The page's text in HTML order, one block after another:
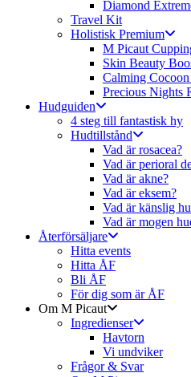
Diamond
Travel Kit
Holistisk Premium
M Picaut
Skin Beauty
Calming
Precious Nights
Hudguiden
4 steg till fantastisk hy
Hudtillstånd
Vad är rosacea?
Vad är perioral
Vad är akne?
Vad är eksem?
Vad är känslig
Vad är mogen
Återförsäljare
Hitta events
Hitta ÅF
Bli ÅF
För dig som är ÅF
Om M Picaut
Ingredienser
Havtorn
Vi undviker
Frågor & Svar